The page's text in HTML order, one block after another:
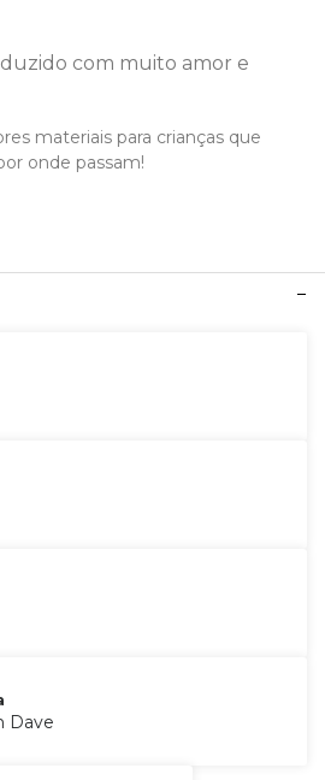
com muito amor e
materiais para crianças que
onde passam!
Dave